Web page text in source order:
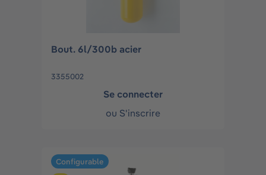
Bout. 6l/300b acier
3355002
Se connecter
ou S'inscrire
Configurable